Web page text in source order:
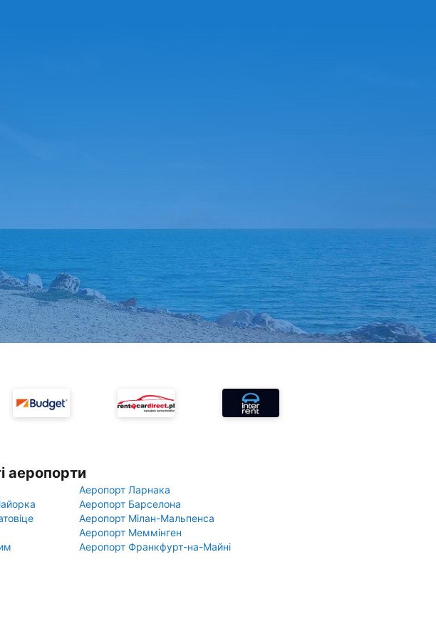
аеропорти
Аеропорт Ларнака
Аеропорт Барселона
Аеропорт Мілан-Мальпенса
Аеропорт Меммінген
Аеропорт Франкфурт-на-Майні